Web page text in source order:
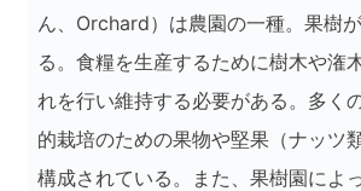
ん、Orchard）は農園の一種。果樹
る。食糧を生産するために樹木や潅
れを行い維持する必要がある。多く
的栽培のための果物や堅果（ナッツ
構成されている。また、果樹園によ